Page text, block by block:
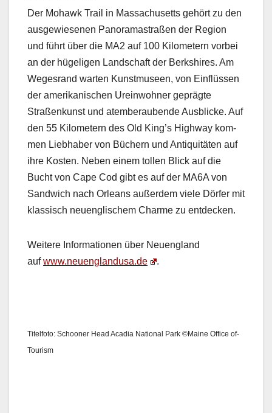
Der Mohawk Trail in Mass­a­chu­setts gehört zu den
aus­gewiese­nen Panora­mas­traßen der Region
und führt über die MA2 auf 100 Kilo­me­tern vor­bei
an der hügeli­gen Land­schaft der Berk­shires. Am
Weges­rand warten Kun­st­museen, von Ein­flüssen
der amerikanis­chen Ure­in­wohn­er geprägte
Straßenkun­st und atem­ber­aubende Aus­blicke. Auf
den 55 Kilo­me­tern des Old King’s High­way kom­
men Lieb­haber von Büch­ern und Antiq­ui­täten auf
ihre Kosten. Neben einem tollen Blick auf die
Bucht von Cape Cod gibt es auf der MA6A von
Sand­wich nach Orleans außer­dem viele Dör­fer mit
klas­sisch neuenglis­chem Charme zu ent­deck­en.
Weit­ere Infor­ma­tio­nen über Neueng­land
aufwww.neuenglandusa.de .
Titelfo­to: Schooner Head Aca­dia Nation­al Park ©Maine Office of-
Tourism